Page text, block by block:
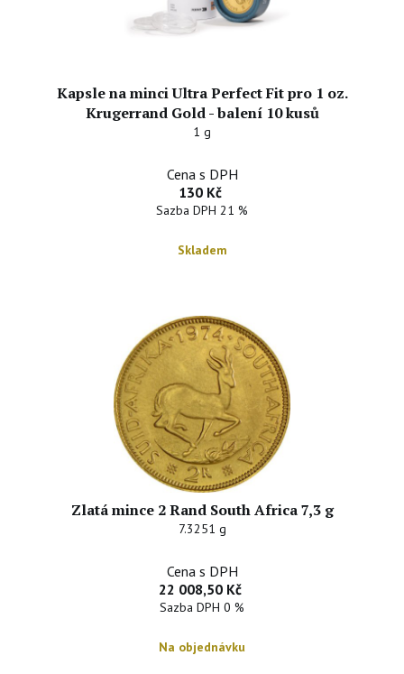
Kapsle na minci Ultra Perfect Fit pro 1 oz.
Krugerrand Gold - balení 10 kusů
1 g
Cena s DPH
130 Kč
Sazba DPH 21 %
Skladem
Zlatá mince 2 Rand South Africa 7,3 g
7.3251 g
Cena s DPH
22 008,50 Kč
Sazba DPH 0 %
Na objednávku